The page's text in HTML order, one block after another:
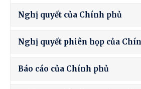
Nghị quyết của Chính phủ
Nghị quyết phiên họp của
Báo cáo của Chính phủ